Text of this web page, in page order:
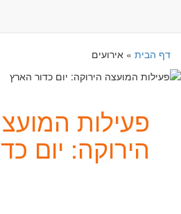
דף הבית» אירועים
פעילות
הירוקה: יום